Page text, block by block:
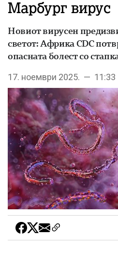
Марбург вирус
Новиот вирусен
светот: Африка CDC
опасната болест со
17. ноември 2025. — 11:33